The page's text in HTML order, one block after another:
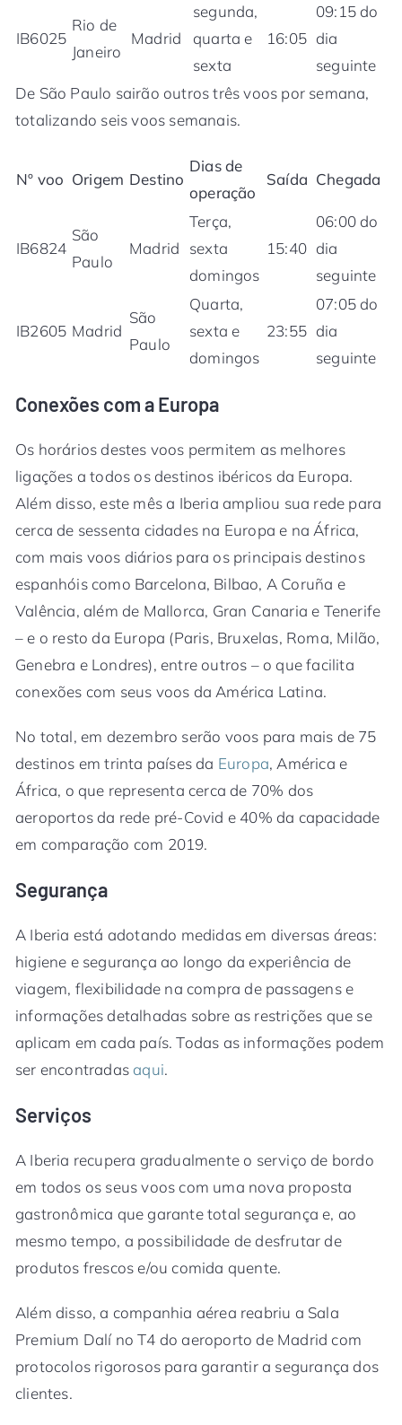
IB6025
Rio de
Janeiro
Madrid
segunda,
quarta e
sexta
16:05
09:15 do
dia
seguinte
De São Paulo sairão outros três voos por semana,
totalizando seis voos semanais.
Nº voo Origem Destino
Dias de
operação
Saída Chegada
IB6824
São
Paulo
Madrid
Terça,
sexta
domingos
15:40
06:00 do
dia
seguinte
IB2605 Madrid
São
Paulo
Quarta,
sexta e
domingos
23:55
07:05 do
dia
seguinte
Conexões com a Europa
Os horários destes voos permitem as melhores
ligações a todos os destinos ibéricos da Europa.
Além disso, este mês a Iberia ampliou sua rede para
cerca de sessenta cidades na Europa e na África,
com mais voos diários para os principais destinos
espanhóis como Barcelona, ​​Bilbao, A Coruña e
Valência, além de Mallorca, Gran Canaria e Tenerife
– e o resto da Europa (Paris, Bruxelas, Roma, Milão,
Genebra e Londres), entre outros – o que facilita
conexões com seus voos da América Latina.
No total, em dezembro serão voos para mais de 75
destinos em trinta países da Europa, América e
África, o que representa cerca de 70% dos
aeroportos da rede pré-Covid e 40% da capacidade
em comparação com 2019.
Segurança
A Iberia está adotando medidas em diversas áreas:
higiene e segurança ao longo da experiência de
viagem, flexibilidade na compra de passagens e
informações detalhadas sobre as restrições que se
aplicam em cada país. Todas as informações podem
ser encontradas aqui.
Serviços
A Iberia recupera gradualmente o serviço de bordo
em todos os seus voos com uma nova proposta
gastronômica que garante total segurança e, ao
mesmo tempo, a possibilidade de desfrutar de
produtos frescos e/ou comida quente.
Além disso, a companhia aérea reabriu a Sala
Premium Dalí no T4 do aeroporto de Madrid com
protocolos rigorosos para garantir a segurança dos
clientes.